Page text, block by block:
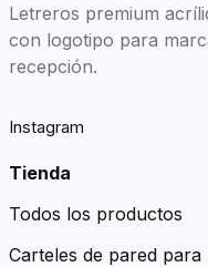
Letreros premium
con logotipo para
recepción.
Instagram
Tienda
Todos los productos
Carteles de pared para